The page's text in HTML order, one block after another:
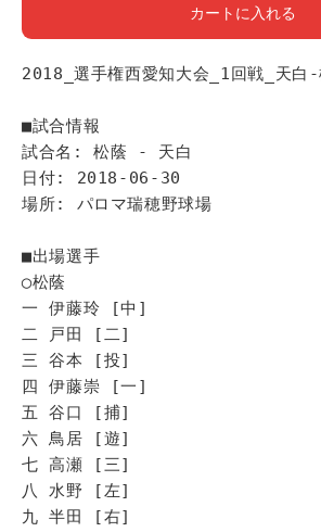
カートに入れる
2018_選手権西愛知大会_1回戦_天白-
■試合情報
試合名: 松蔭 - 天白
日付: 2018-06-30
場所: パロマ瑞穂野球場
■出場選手
◯松蔭
一 伊藤玲 [中]
二 戸田 [二]
三 谷本 [投]
四 伊藤崇 [一]
五 谷口 [捕]
六 鳥居 [遊]
七 高瀬 [三]
八 水野 [左]
九 半田 [右]